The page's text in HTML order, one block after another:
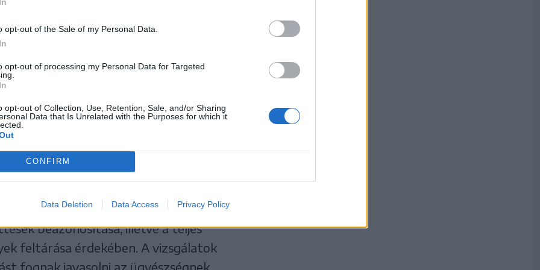
opt-out of the Sale of my Personal Data.
opt-out of processing my Personal Data for Targeted
opt-out of Collection, Use, Retention, Sale, and/or Sharing
Data that Is Unrelated with the Purposes for which it
CONFIRM
Data Deletion Data Access Privacy Policy
egyenként tegyenek rendőrségi
indítottak
Maria Plumbu, a Hargita Megyei
hogy székelykeresztúri kollégáik is látták
felvételt – „amelyen egy személy állítólag
– és hivatalból bűnügyi nyomozást
való uszítás miatt vizsgálódnak. A
beazonosítása, illetve a teljes
feltárása érdekében. A vizsgálatok
fognak javasolni az ügyészségnek.